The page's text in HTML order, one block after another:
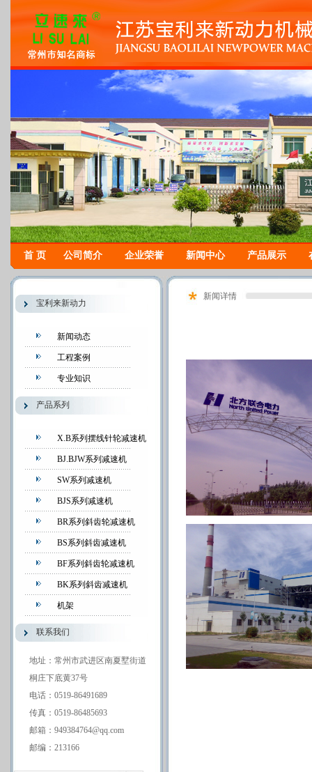
首 页 公司简介 企业荣誉 新闻中心 产品展示
宝利来新动力
新闻动态
工程案例
专业知识
产品系列
X.B系列摆线针轮减速机
BJ.BJW系列减速机
SW系列减速机
BJS系列减速机
BR系列斜齿轮减速机
BS系列斜齿减速机
BF系列斜齿轮减速机
BK系列斜齿减速机
机架
联系我们
地址：常州市武进区南夏墅街道
桐庄下底黄37号
电话：0519-86491689
传真：0519-86485693
邮箱：949384764@qq.com
邮编：213166
新闻详情